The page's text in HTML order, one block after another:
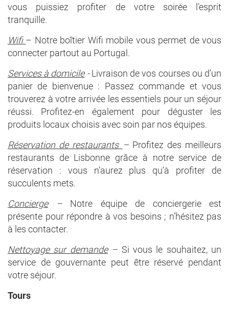
vous puissiez profiter de votre soirée l’esprit
tranquille.
Wifi – Notre boîtier Wifi mobile vous permet de vous
connecter partout au Portugal.
Services à domicile-Livraison de vos courses ou d’un
panier de bienvenue : Passez commande et vous
trouverez à votre arrivée les essentiels pour un séjour
réussi. Profitez-en également pour déguster les
produits locaux choisis avec soin par nos équipes.
Réservation de restaurants – Profitez des meilleurs
restaurants de Lisbonne grâce à notre service de
réservation : vous n’aurez plus qu’à profiter de
succulents mets.
Concierge– Notre équipe de conciergerie est
présente pour répondre à vos besoins ; n’hésitez pas
à les contacter.
Nettoyage sur demande– Si vous le souhaitez, un
service de gouvernante peut être réservé pendant
votre séjour.
Tours